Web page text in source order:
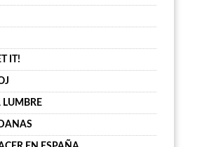
IT!
LUMBRE